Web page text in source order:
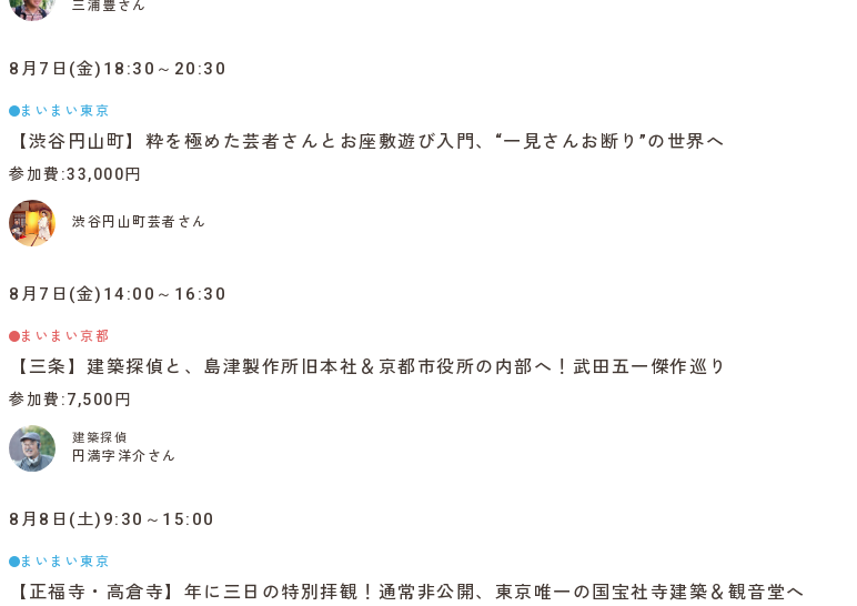
三浦豊さん
8月7日(金)18:30～20:30
まいまい東京
【渋谷円山町】粋を極めた芸者さんとお座敷遊び入門、“一見さんお断り”の世界へ
参加費 33,000円
渋谷円山町芸者さん
8月7日(金)14:00～16:30
まいまい京都
【三条】建築探偵と、島津製作所旧本社＆京都市役所の内部へ！武田五一傑作巡り
参加費 7,500円
建築探偵
円満字洋介さん
8月8日(土)9:30～15:00
まいまい東京
【正福寺・高倉寺】年に三日の特別拝観！通常非公開、東京唯一の国宝社寺建築＆観音堂へ